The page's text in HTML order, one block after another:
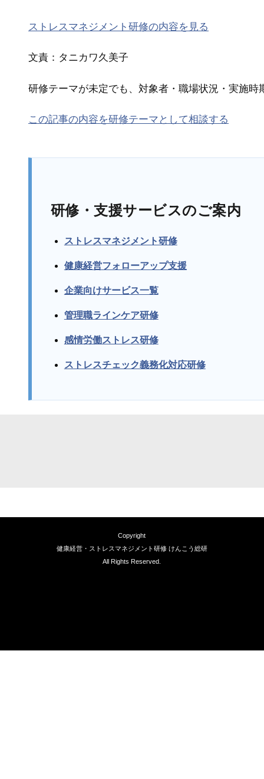
ストレスマネジメント研修の内容を見る
文責：タニカワ久美子
研修テーマが未定でも、対象者・職場状況・実施時
この記事の内容を研修テーマとして相談する
研修・支援サービスのご案内
ストレスマネジメント研修
健康経営フォローアップ支援
企業向けサービス一覧
管理職ラインケア研修
感情労働ストレス研修
ストレスチェック義務化対応研修
Copyright
健康経営・ストレスマネジメント研修 けんこう総研
All Rights Reserved.